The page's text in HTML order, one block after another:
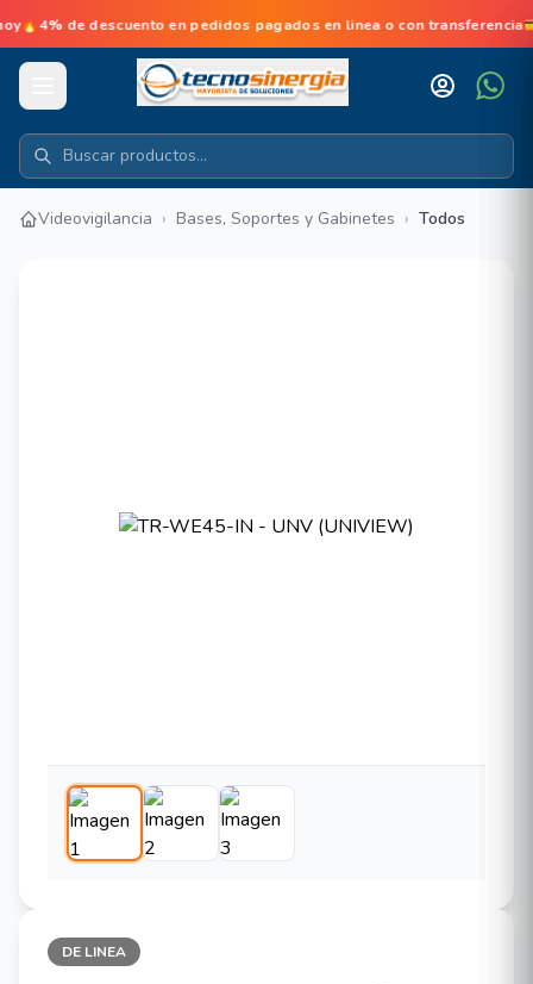
de descuento en pedidos pagados en linea o con
Videovigilancia › Bases, Soportes y Gabinetes › Todos
DE LINEA